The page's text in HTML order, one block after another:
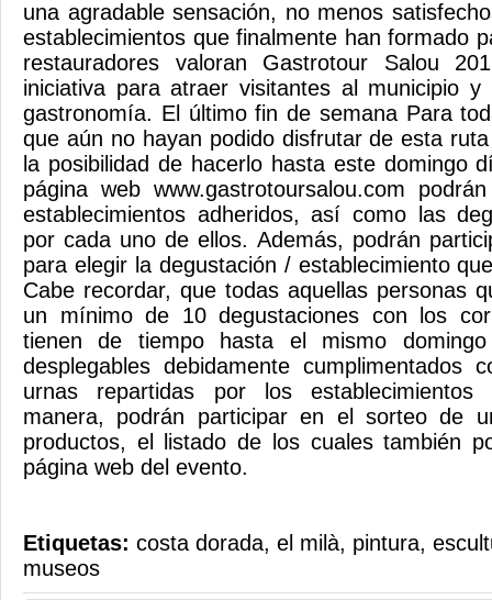
una agradable sensación, no menos
establecimientos que finalmente han formado
restauradores valoran Gastrotour Salou
iniciativa para atraer visitantes al municipio y
gastronomía. El último fin de semana Para
que aún no hayan podido disfrutar de esta
la posibilidad de hacerlo hasta este domingo
página web www.gastrotoursalou.com
establecimientos adheridos, así como las
por cada uno de ellos. Además, podrán
para elegir la degustación / establecimiento
Cabe recordar, que todas aquellas personas
un mínimo de 10 degustaciones con los
tienen de tiempo hasta el mismo
desplegables debidamente cumplimentados
urnas repartidas por los
manera, podrán participar en el sorteo de
productos, el listado de los cuales también
página web del evento.
Etiquetas: costa dorada, el milà, pintura,
museos